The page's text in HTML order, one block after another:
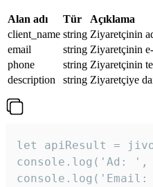
Alan adı Tür
Açıklama
client_name string Ziyaretçinin
email
string Ziyaretçinin
phone
string Ziyaretçinin
description
string Ziyaretçiye
let apiResult =
console.log('Ad: ',